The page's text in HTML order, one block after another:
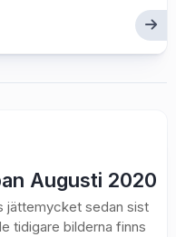
Augusti 2020
jättemycket sedan sist
tidigare bilderna finns